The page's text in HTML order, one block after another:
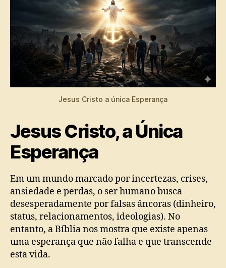
Jesus Cristo a única Esperança
Jesus Cristo, a Única
Esperança
Em um mundo marcado por incertezas, crises,
ansiedade e perdas, o ser humano busca
desesperadamente por falsas âncoras (dinheiro,
status, relacionamentos, ideologias). No
entanto, a Bíblia nos mostra que existe apenas
uma esperança que não falha e que transcende
esta vida.